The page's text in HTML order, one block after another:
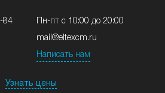
84 Пн-пт с 10:00 до 20:00
mail@eltexcm.ru
Написать нам
Узнать цены